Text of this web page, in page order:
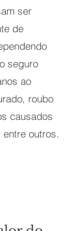
ser
de
seguro
ao
roubo
causados
outros.